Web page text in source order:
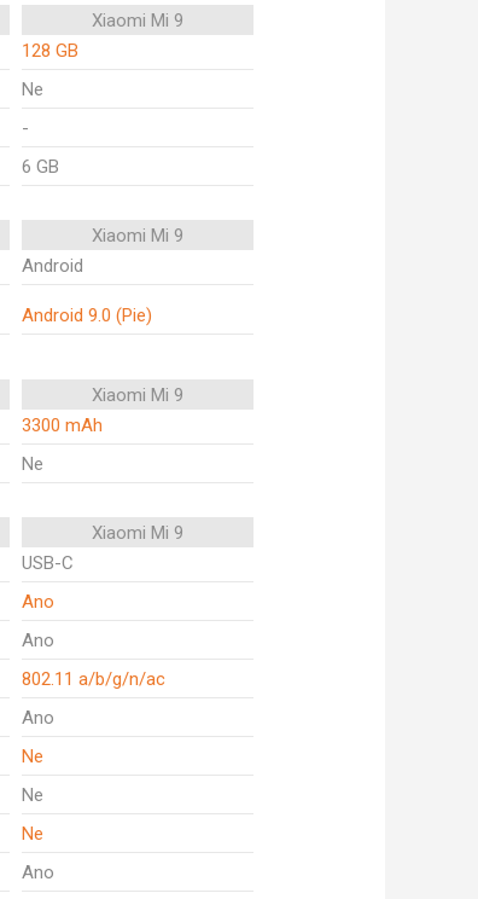
Xiaomi Mi 9
128 GB
Ne
-
6 GB
Xiaomi Mi 9
Android
Android 9.0 (Pie)
Xiaomi Mi 9
3300 mAh
Ne
Xiaomi Mi 9
USB-C
Ano
Ano
802.11 a/b/g/n/ac
Ano
Ne
Ne
Ne
Ano